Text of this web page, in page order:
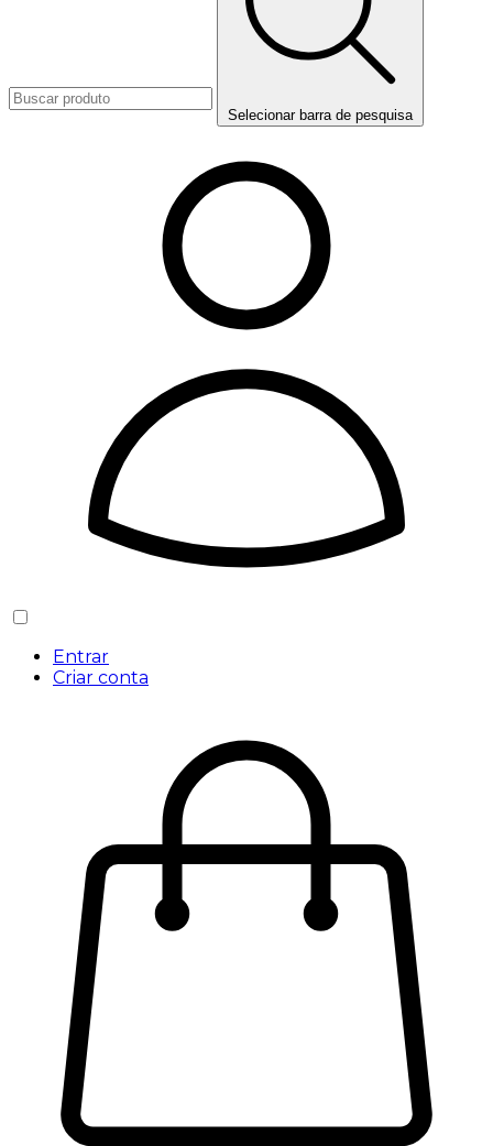
Selecionar barra de pesquisa
Entrar
Criar conta